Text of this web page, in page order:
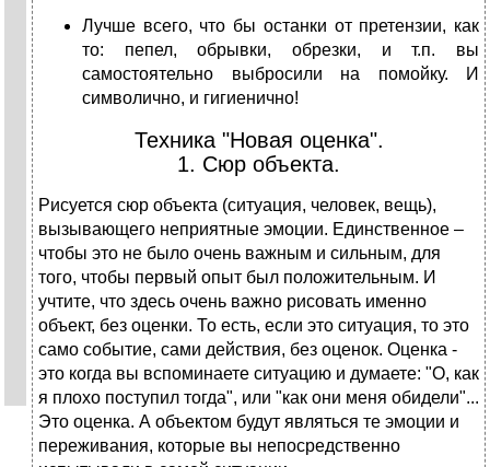
Лучше всего, что бы останки от претензии, как
то: пепел, обрывки, обрезки, и т.п. вы
самостоятельно выбросили на помойку. И
символично, и гигиенично!
Техника "Новая оценка".
1. Сюр объекта.
Рисуется сюр объекта (ситуация, человек, вещь),
вызывающего неприятные эмоции. Единственное –
чтобы это не было очень важным и сильным, для
того, чтобы первый опыт был положительным. И
учтите, что здесь очень важно рисовать именно
объект, без оценки. То есть, если это ситуация, то это
само событие, сами действия, без оценок. Оценка -
это когда вы вспоминаете ситуацию и думаете: "О, как
я плохо поступил тогда", или "как они меня обидели"...
Это оценка. А объектом будут являться те эмоции и
переживания, которые вы непосредственно